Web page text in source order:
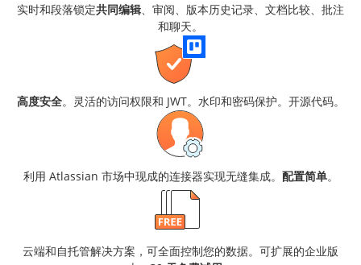
实时和段落锁定共同编辑、审阅、版本历史记录、文档比较、批注
和聊天。
高度安全。灵活的访问权限和 JWT。水印和密码保护。开源代码。
利用 Atlassian 市场中现成的连接器实现无缝集成。 配置简单。
云端和自托管解决方案，可全面控制您的数据。可扩展的企业版